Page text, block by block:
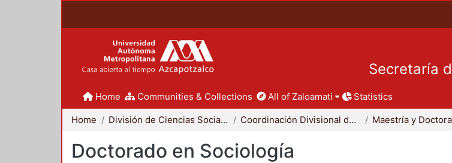
Secretaría
Home Communities & Collections All of Zaloamati Statistics
Home División de Ciencias Sociales y Humanidades Coordinación Divisional de Posgrado
Doctorado en Sociología